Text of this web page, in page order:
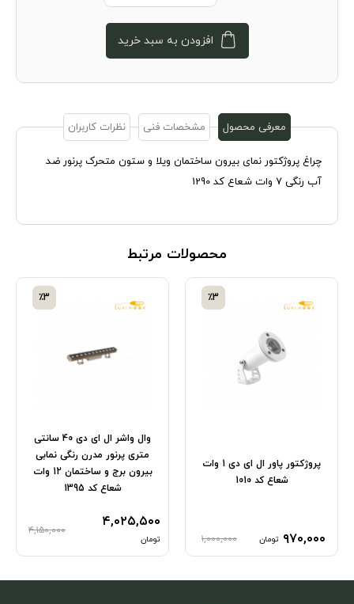
افزودن به سبد خرید
معرفی محصول مشخصات فنی نظرات کاربران
چراغ پروژکتور نمای بیرون ساختمان ویلا و ستون متحرک پرنور ضد
آب رنگی 7 وات شعاع کد 1290
محصولات مرتبط
پروژکتور پاور ال ای دی 1 وات
شعاع کد 1010
۹۷۰,۰۰۰ تومان ۱,۰۰۰,۰۰۰
٪3
وال واشر ال ای دی 40 سانتی
متری پرنور مدرن رنگی نمابی
بیرون برج و ساختمان 12 وات
شعاع کد 1395
۴,۰۲۵,۵۰۰
تومان
۴,۱۵۰,۰۰۰
٪3